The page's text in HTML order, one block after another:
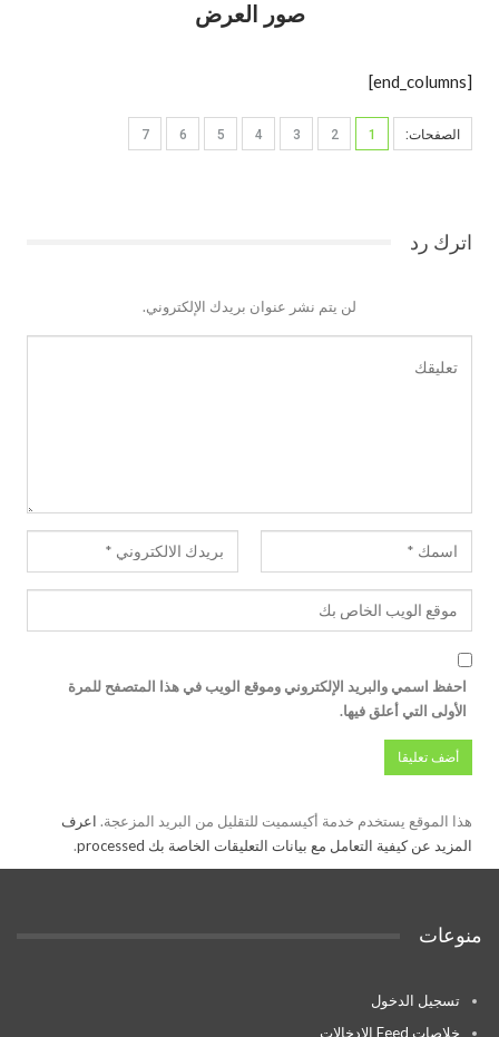
صور العرض
[end_columns]
الصفحات: 1
2
3
4
5
6
7
اترك رد
لن يتم نشر عنوان بريدك الإلكتروني.
احفظ اسمي والبريد الإلكتروني وموقع الويب في هذا المتصفح للمرة
الأولى التي أعلق فيها.
هذا الموقع يستخدم خدمة أكيسميت للتقليل من البريد المزعجة. اعرف
المزيد عن كيفية التعامل مع بيانات التعليقات الخاصة بك processed
.
منوعات
تسجيل الدخول
خلاصات Feed الإدخالات